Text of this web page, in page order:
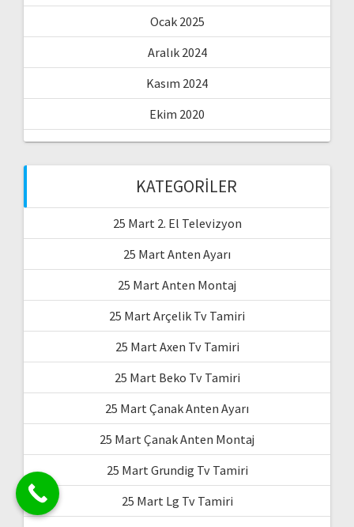
Ocak 2025
Aralık 2024
Kasım 2024
Ekim 2020
KATEGORILER
25 Mart 2. El Televizyon
25 Mart Anten Ayarı
25 Mart Anten Montaj
25 Mart Arçelik Tv Tamiri
25 Mart Axen Tv Tamiri
25 Mart Beko Tv Tamiri
25 Mart Çanak Anten Ayarı
25 Mart Çanak Anten Montaj
25 Mart Grundig Tv Tamiri
25 Mart Lg Tv Tamiri